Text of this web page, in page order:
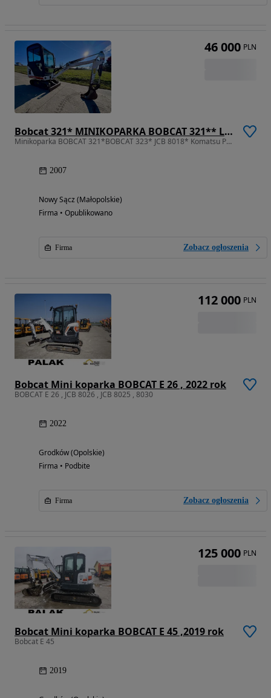
Bobcat 321* MINIKOPARKA BOBCAT 321** LEASING* ZAMIANA* SKUP*
Minikoparka BOBCAT 321*BOBCAT 323* JCB 8018* Komatsu PC12
2007
Nowy Sącz (Małopolskie)
Firma • Opublikowano
Firma Zobacz ogłoszenia
46 000 PLN
Bobcat Mini koparka BOBCAT E 26 , 2022 rok
BOBCAT E 26 , JCB 8026 , JCB 8025 , 8030
2022
Grodków (Opolskie)
Firma • Podbite
Firma Zobacz ogłoszenia
112 000 PLN
Bobcat Mini koparka BOBCAT E 45 ,2019 rok
Bobcat E 45
2019
125 000 PLN